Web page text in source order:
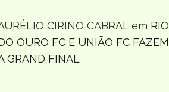
CIRINO CABRAL em RIO
OURO FC E UNIÃO FC FAZEM
GRAND FINAL